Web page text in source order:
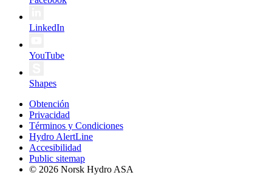
LinkedIn
YouTube
Shapes
Obtención
Privacidad
Términos y Condiciones
Hydro AlertLine
Accesibilidad
Public sitemap
© 2026 Norsk Hydro ASA